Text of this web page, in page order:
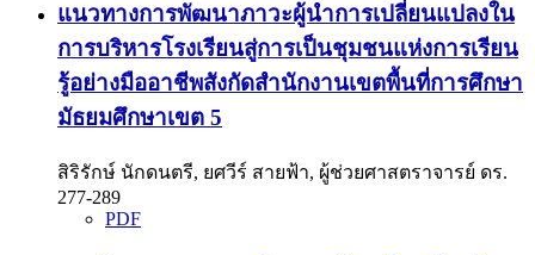
แนวทางการพัฒนาภาวะผู้นำการเปลี่ยนแปลงใน
การบริหารโรงเรียนสู่การเป็นชุมชนแห่งการเรียน
รู้อย่างมืออาชีพสังกัดสำนักงานเขตพื้นที่การศึกษา
มัธยมศึกษาเขต 5
สิริรักษ์ นักดนตรี, ยศวีร์ สายฟ้า, ผู้ช่วยศาสตราจารย์ ดร.
277-289
PDF